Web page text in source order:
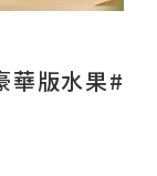
華版水果#